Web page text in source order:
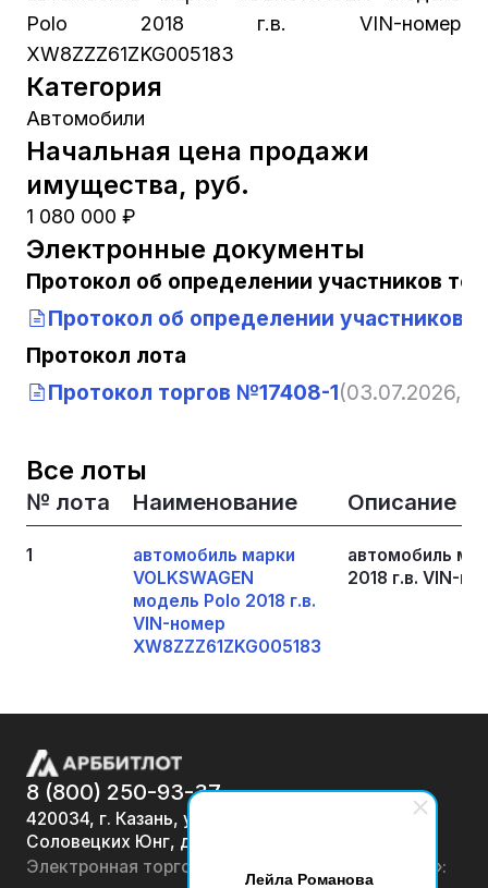
Лейла Романова
Polo 2018 г.в. VIN-номер
XW8ZZZ61ZKG005183
Категория
Автомобили
Начальная цена продажи
имущества, руб.
1 080 000 ₽
Электронные документы
Протокол об определении участников
Протокол об определении участников
Протокол лота
Протокол торгов №17408-1(03.07.2026,
Все лоты
№ лота Наименование Описание
1
автомобиль марки
VOLKSWAGEN
модель Polo 2018 г.в.
VIN-номер
XW8ZZZ61ZKG005183
автомобиль
2018 г.в. VIN-
8 (800) 250-93-37
420034, г. Казань, ул.
Соловецких Юнг, д. 7
Электронная торговая площадка «АРББИТЛОТ»: